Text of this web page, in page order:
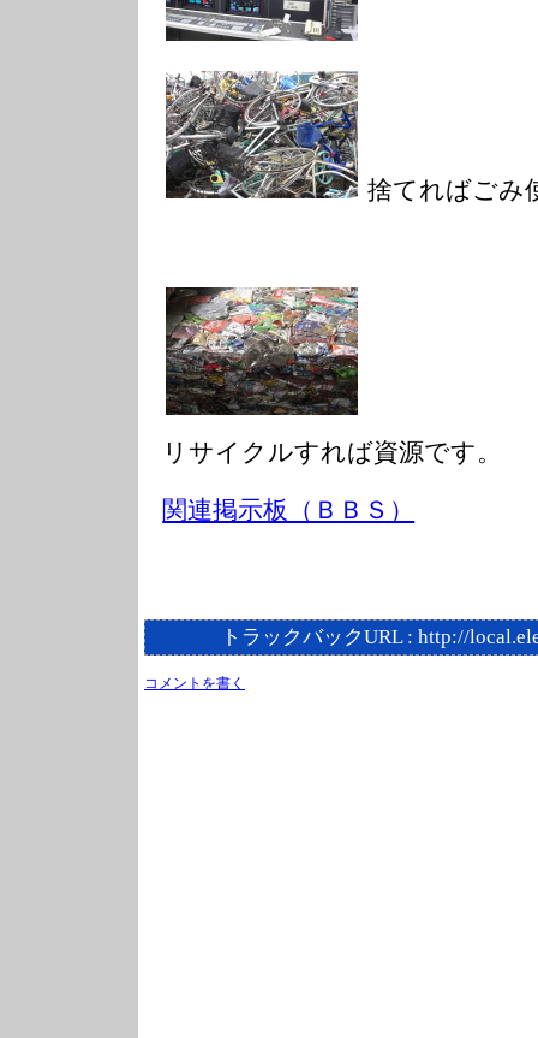
捨てればごみ
リサイクルすれば資源です。
関連掲示板（ＢＢＳ）
トラックバックURL : http://
コメントを書く